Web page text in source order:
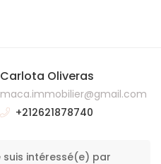
Carlota Oliveras
maca.immobilier@gmail.com
+212621878740